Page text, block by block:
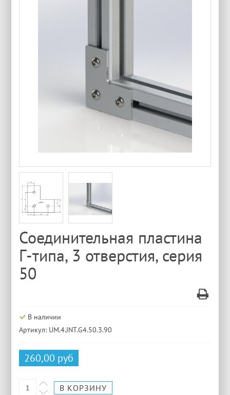
Соединительная пластина
Г-типа, 3 отверстия, серия
50
В наличии
Артикул: UM.4.JNT.G4.50.3.90
260,00 руб